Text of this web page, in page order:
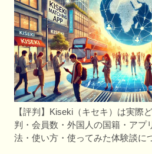
【評判】Kiseki（キセキ）は実際
判・会員数・外国人の国籍・アプ
法・使い方・使ってみた体験談に